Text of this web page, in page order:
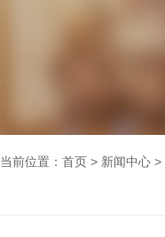
当前位置： 首页 > 新闻中心 >